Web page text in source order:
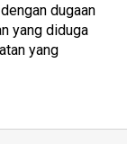
dugaan
yang diduga
yang